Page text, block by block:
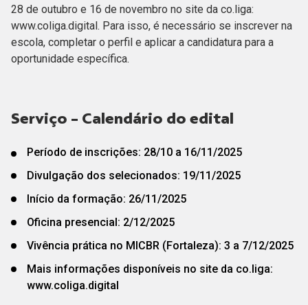
28 de outubro e 16 de novembro no site da co.liga:
www.coliga.digital. Para isso, é necessário se inscrever na
escola, completar o perfil e aplicar a candidatura para a
oportunidade específica.
Serviço - Calendário do edital
Período de inscrições: 28/10 a 16/11/2025
Divulgação dos selecionados: 19/11/2025
Início da formação: 26/11/2025
Oficina presencial: 2/12/2025
Vivência prática no MICBR (Fortaleza): 3 a 7/12/2025
Mais informações disponíveis no site da co.liga:
www.coliga.digital